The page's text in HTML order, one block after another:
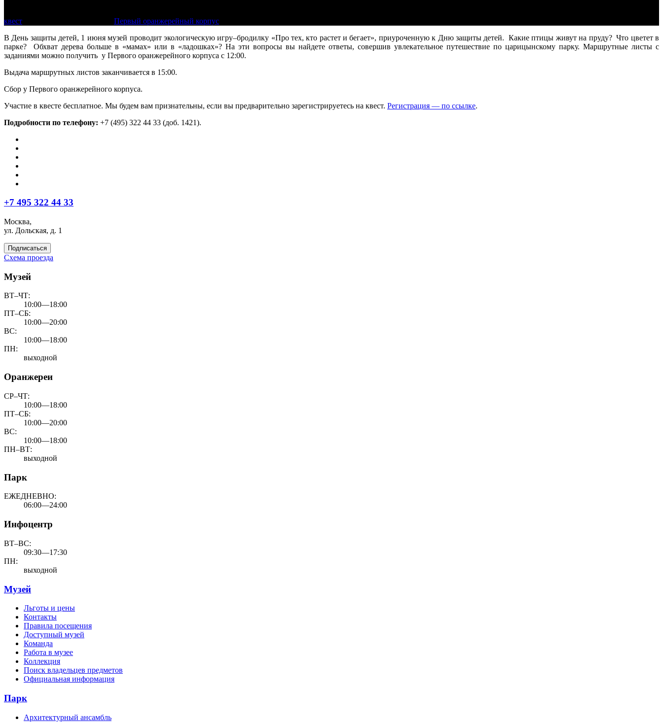
квест
Первый оранжерейный корпус
В День защиты детей, 1 июня музей проводит экологическую игру–бродилку «Про тех, кто растет и бегает», приуроченную к Дню защиты детей. Какие птицы живут на пруду? Что цветет в
парке? Обхват дерева больше в «мамах» или в «ладошках»? На эти вопросы вы найдете ответы, совершив увлекательное путешествие по царицынскому парку. Маршрутные листы с
заданиями можно получить у Первого оранжерейного корпуса с 12:00.
Выдача маршрутных листов заканчивается в 15:00.
Сбор у Первого оранжерейного корпуса.
Участие в квесте бесплатное. Мы будем вам признательны, если вы предварительно зарегистрируетесь на квест. Регистрация — по ссылке.
Подробности по телефону: +7 (495) 322 44 33 (доб. 1421).
+7 495 322 44 33
Москва,
ул. Дольская, д. 1
Подписаться
Схема проезда
Музей
ВТ–ЧТ:
10:00—18:00
ПТ–СБ:
10:00—20:00
ВС:
10:00—18:00
ПН:
выходной
Оранжереи
СР–ЧТ:
10:00—18:00
ПТ–СБ:
10:00—20:00
ВС:
10:00—18:00
ПН–ВТ:
выходной
Парк
ЕЖЕДНЕВНО:
06:00—24:00
Инфоцентр
ВТ–ВС:
09:30—17:30
ПН:
выходной
Музей
Льготы и цены
Контакты
Правила посещения
Доступный музей
Команда
Работа в музее
Коллекция
Поиск владельцев предметов
Официальная информация
Парк
Архитектурный ансамбль